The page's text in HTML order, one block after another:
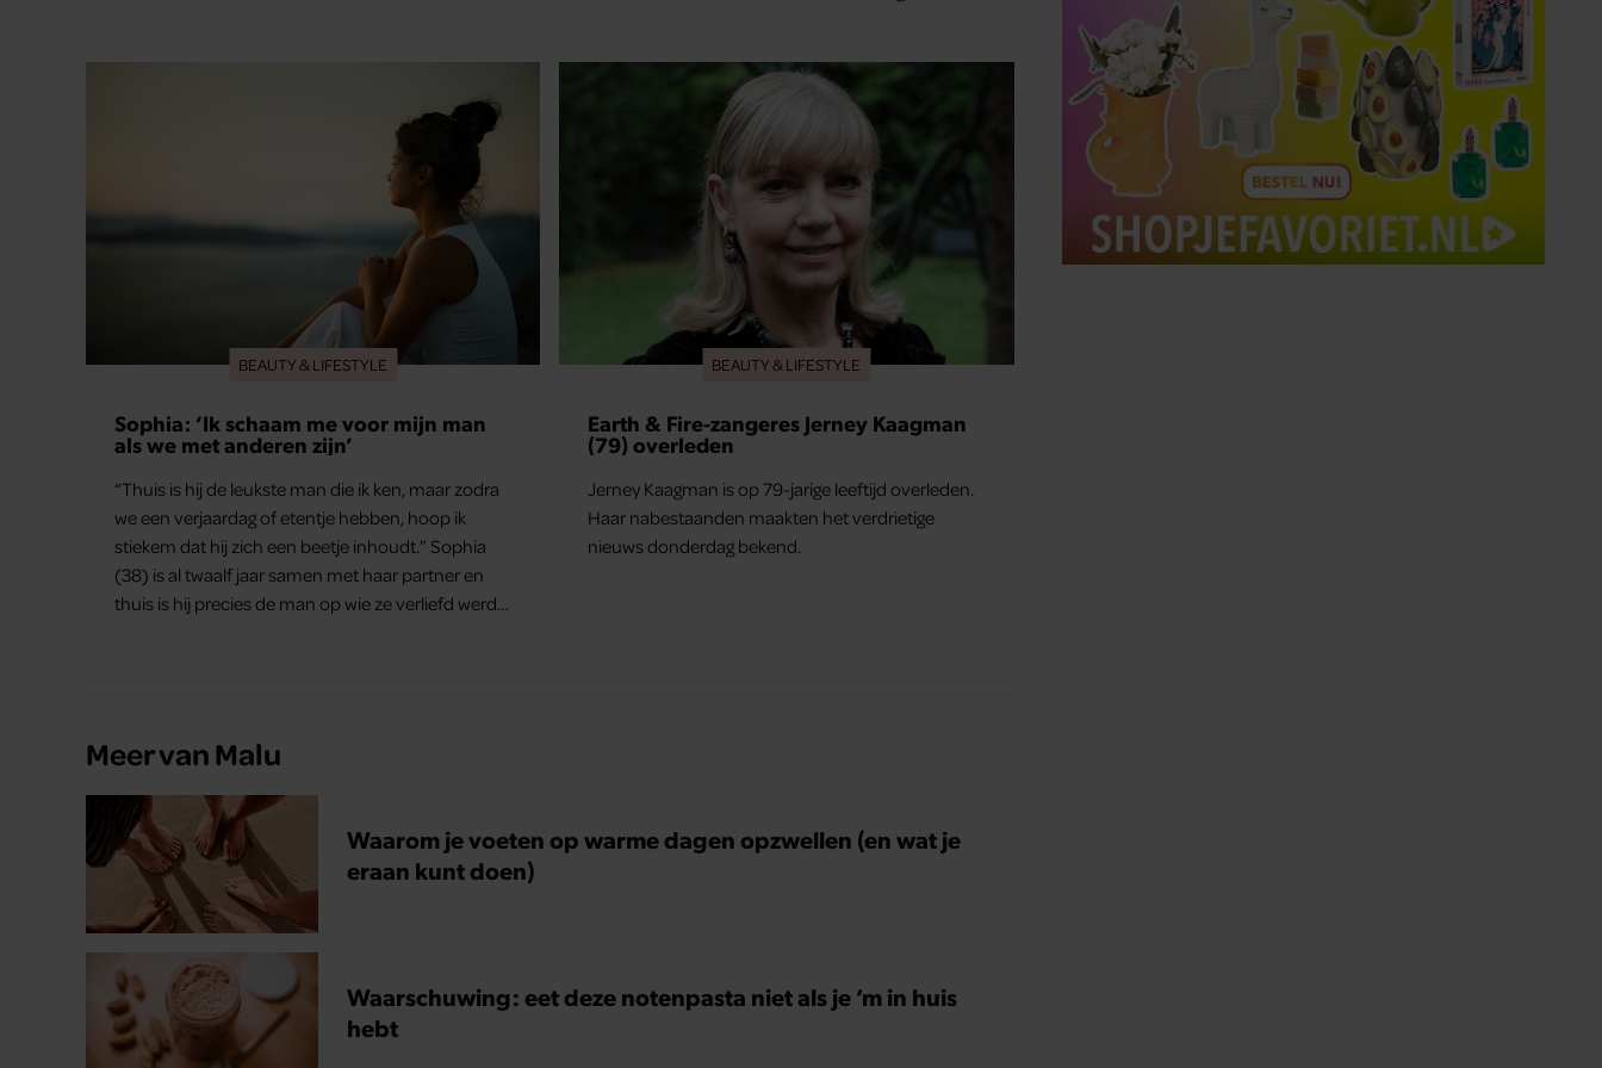
BEAUTY & LIFESTYLE
Sophia: ‘Ik schaam me voor mijn man
als we met anderen zijn’
“Thuis is hij de leukste man die ik ken, maar zodra
we een verjaardag of etentje hebben, hoop ik
stiekem dat hij zich een beetje inhoudt.” Sophia
(38) is al twaalf jaar samen met haar partner en
thuis is hij precies de man op wie ze verliefd werd:
BEAUTY & LIFESTYLE
Earth & Fire-zangeres Jerney Kaagman
(79) overleden
Jerney Kaagman is op 79-jarige leeftijd overleden.
Haar nabestaanden maakten het verdrietige
nieuws donderdag bekend.
Meer van Malu
Waarom je voeten op warme dagen opzwellen (en wat je
eraan kunt doen)
Waarschuwing: eet deze notenpasta niet als je ‘m in huis
hebt